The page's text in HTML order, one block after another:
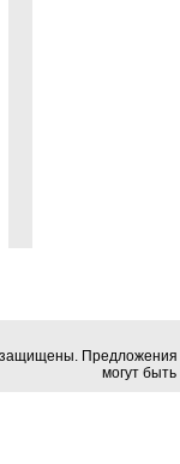
Предложения
могут